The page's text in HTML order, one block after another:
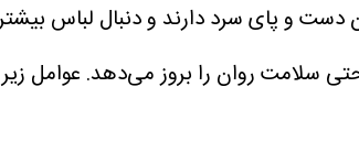
و پای سرد دارند و دنبال لباس
سلامت روان را بروز می‌دهد. عوامل